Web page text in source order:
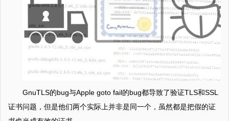
GnuTLS的bug与Apple goto fail的bug都导致了验证TLS和SSL
证书问题，但是他们两个实际上并非是同一个，虽然都是把假的证